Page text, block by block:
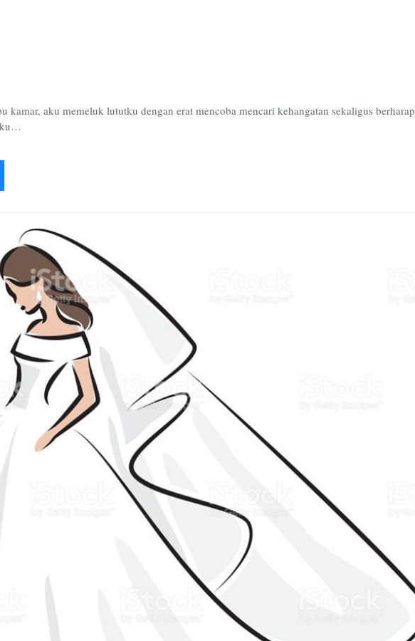
kamar, aku memeluk lututku dengan erat mencoba mencari kehangatan sekaligus berharap